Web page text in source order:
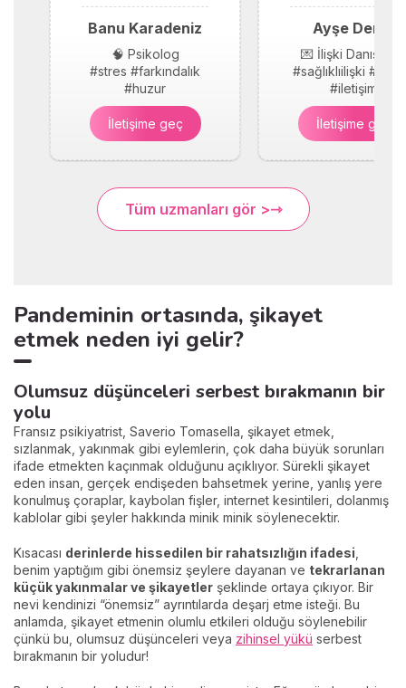
Banu Karadeniz
🧠 Psikolog
#stres #farkındalık
#huzur
İletişime geç
Ayşe Demir
💌 İlişki Danışmanı
#sağlıklıilişki
#iletişim
İletişime geç
Tüm uzmanları gör >
Pandeminin ortasında, şikayet
etmek neden iyi gelir?
Olumsuz düşünceleri serbest bırakmanın bir
yolu
Fransız psikiyatrist, Saverio Tomasella, şikayet etmek,
sızlanmak, yakınmak gibi eylemlerin, çok daha büyük sorunları
ifade etmekten kaçınmak olduğunu açıklıyor. Sürekli şikayet
eden insan, gerçek endişeden bahsetmek yerine, yanlış yere
konulmuş çoraplar, kaybolan fişler, internet kesintileri, dolanmış
kablolar gibi şeyler hakkında minik minik söylenecektir.
Kısacası derinlerde hissedilen bir rahatsızlığın ifadesi
benim yaptığım gibi önemsiz şeylere dayanan ve tekrarlanan
küçük yakınmalar ve şikayetler şeklinde ortaya çıkıyor. Bir
nevi kendinizi “önemsiz” ayrıntılarda deşarj etme isteği. Bu
anlamda, şikayet etmenin olumlu etkileri olduğu söylenebilir
çünkü bu, olumsuz düşünceleri veya zihinsel yükü serbest
bırakmanın bir yoludur!